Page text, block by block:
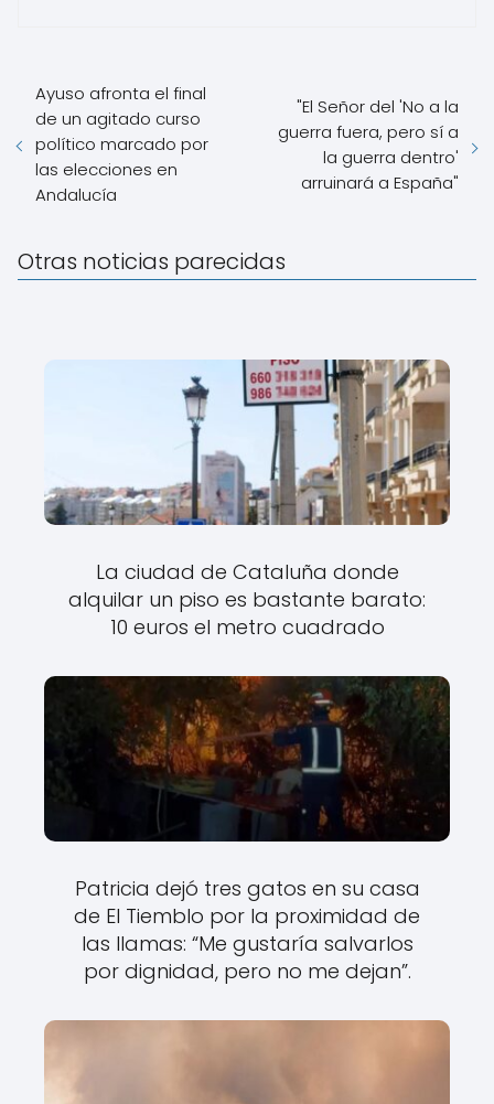
Ayuso afronta el final
de un agitado curso
político marcado por
las elecciones en
Andalucía
"El Señor del 'No a la
guerra fuera, pero sí a
la guerra dentro'
arruinará a España"
Otras noticias parecidas
La ciudad de Cataluña donde
alquilar un piso es bastante barato:
10 euros el metro cuadrado
Patricia dejó tres gatos en su casa
de El Tiemblo por la proximidad de
las llamas: “Me gustaría salvarlos
por dignidad, pero no me dejan”.